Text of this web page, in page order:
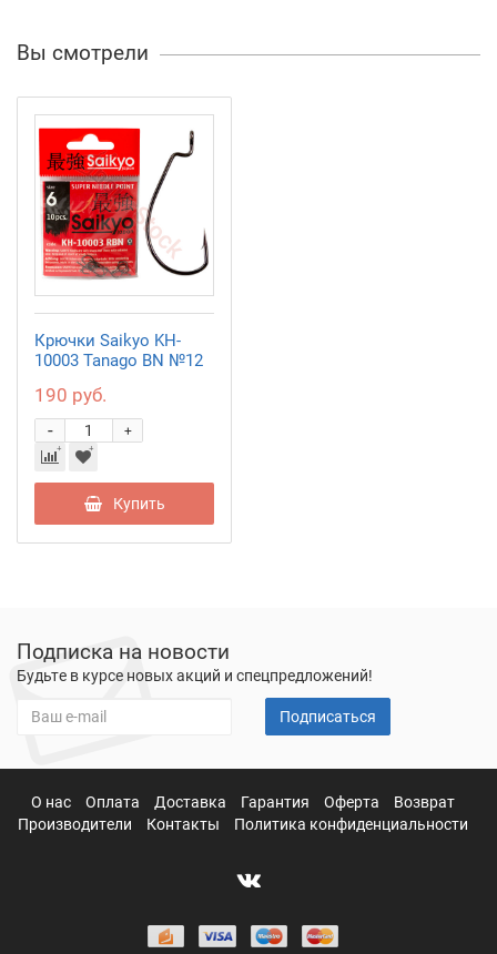
Вы смотрели
Крючки Saikyo KH-
10003 Tanago BN №12
190 руб.
+
-
Купить
Подписка на новости
Будьте в курсе новых акций и спецпредложений!
Подписаться
О нас Оплата Доставка Гарантия Оферта
Возврат
Производители
Контакты Политика конфиденциальности